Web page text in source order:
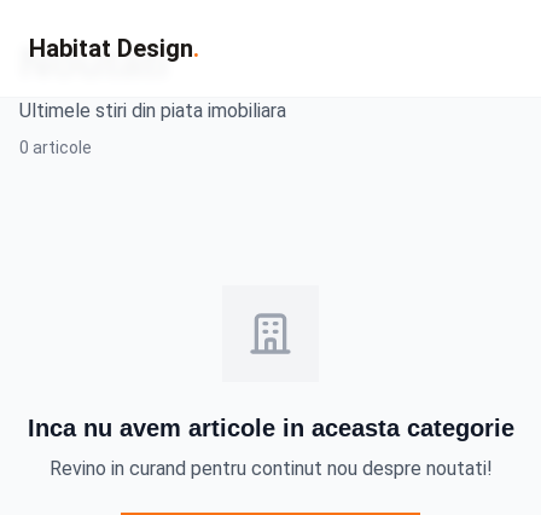
Habitat Design.
Noutati
Ultimele stiri din piata imobiliara
0 articole
Inca nu avem articole in aceasta categorie
Revino in curand pentru continut nou despre noutati!